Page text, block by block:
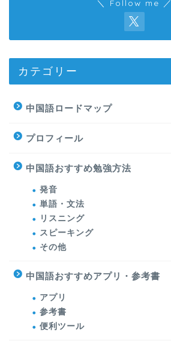
＼ Follow me ／
カテゴリー
中国語ロードマップ
プロフィール
中国語おすすめ勉強方法
発音
単語・文法
リスニング
スピーキング
その他
中国語おすすめアプリ・参考書
アプリ
参考書
便利ツール